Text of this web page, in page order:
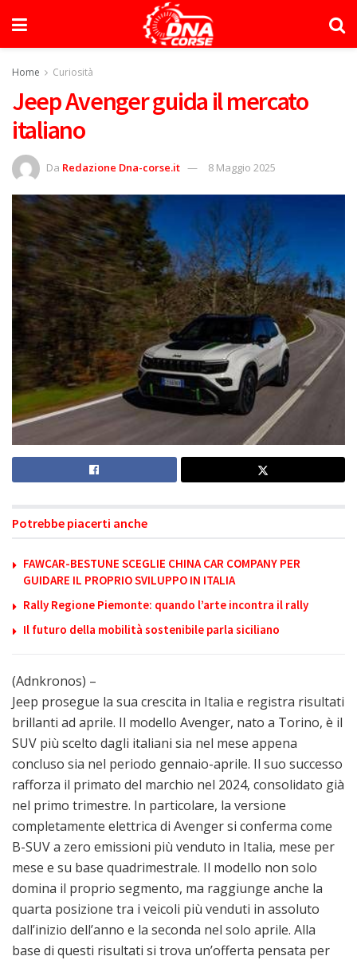
Home Curiosità
Jeep Avenger guida il mercato
italiano
Da Redazione Dna-corse.it 8 Maggio 2025
Potrebbe piacerti anche
FAWCAR-BESTUNE SCEGLIE CHINA CAR COMPANY PER
GUIDARE IL PROPRIO SVILUPPO IN ITALIA
Rally Regione Piemonte: quando l’arte incontra il rally
Il futuro della mobilità sostenibile parla siciliano
(Adnkronos) –
Jeep prosegue la sua crescita in Italia e registra risultati
brillanti ad aprile. Il modello Avenger, nato a Torino, è il
SUV più scelto dagli italiani sia nel mese appena
concluso sia nel periodo gennaio-aprile. Il suo successo
rafforza il primato del marchio nel 2024, consolidato già
nel primo trimestre. In particolare, la versione
completamente elettrica di Avenger si conferma come
B-SUV a zero emissioni più venduto in Italia, mese per
mese e su base quadrimestrale. Il modello non solo
domina il proprio segmento, ma raggiunge anche la
quarta posizione tra i veicoli più venduti in assoluto
dall’inizio dell’anno e la seconda nel solo aprile. Alla
base di questi risultati si trova un’offerta pensata per